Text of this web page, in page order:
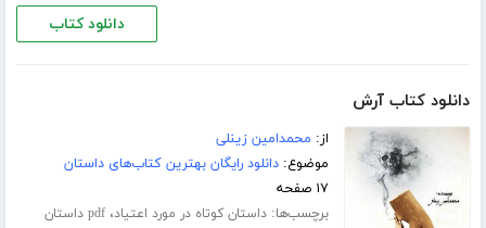
دانلود کتاب
دانلود کتاب آرش
از: محمدامین زینلی
موضوع:دانلود رایگان بهترین کتاب‌های داستان
۱۷ صفحه
برچسب‌ها:داستان کوتاه در مورد اعتیاد،
pdf داستان